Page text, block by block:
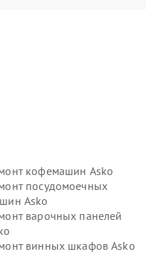
кофемашин Asko
посудомоечных
Asko
варочных панелей
винных шкафов Asko